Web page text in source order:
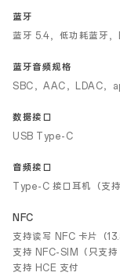
蓝牙
蓝牙 5.4，低功耗蓝牙
蓝牙音频规格
SBC，AAC，LDAC，
数据接口
USB Type-C
音频接口
Type-C 接口耳机（支
NFC
支持读写 NFC 卡片（
支持 NFC-SIM（只支持
支持 HCE 支付